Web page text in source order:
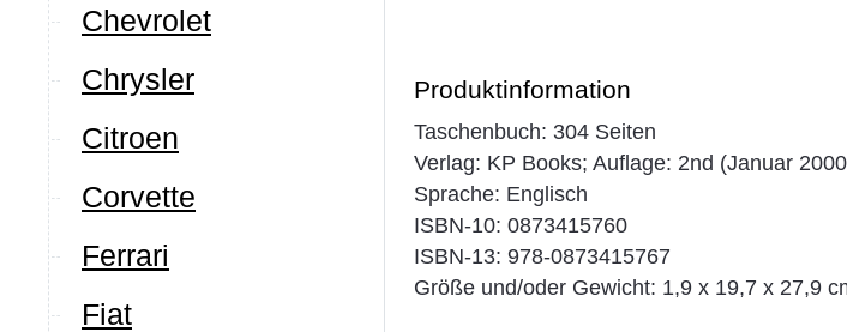
Chevrolet
Chrysler
Citroen
Corvette
Ferrari
Fiat
Produktinformation
Taschenbuch: 304 Seiten
Verlag: KP Books; Auflage: 2nd (Januar
Sprache: Englisch
ISBN-10: 0873415760
ISBN-13: 978-0873415767
Größe und/oder Gewicht: 1,9 x 19,7 x 27,9